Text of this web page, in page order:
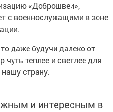
«Доброшвеи»,
с военнослужащими в зоне
даже будучи далеко от
теплее и светлее для
страну.
и интересным в